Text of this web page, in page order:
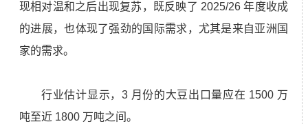
现相对温和之后出现复苏，既反映了 2025/26 年度收成
的进展，也体现了强劲的国际需求，尤其是来自亚洲国
家的需求。
行业估计显示，3 月份的大豆出口量应在 1500 万
吨至近 1800 万吨之间。